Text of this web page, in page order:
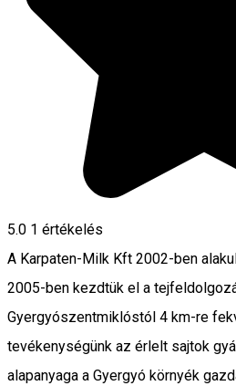
5.0 1 értékelés
A Karpaten-Milk Kft 2002-ben
2005-ben kezdtük el a
Gyergyószentmiklóstól 4 km-re
tevékenységünk az érlelt sajtok
alapanyaga a Gyergyó környék